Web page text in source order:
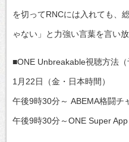
を切ってRNCには入れても、
ゃない」と力強い言葉を言い放
■ONE Unbreakable視聴方法（
1月22日（金・日本時間）
午後9時30分～ ABEMA格闘チ
午後9時30分～ONE Super App